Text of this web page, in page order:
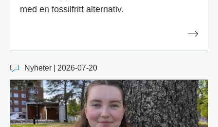
med en fossilfritt alternativ.
Nyheter | 2026-07-20